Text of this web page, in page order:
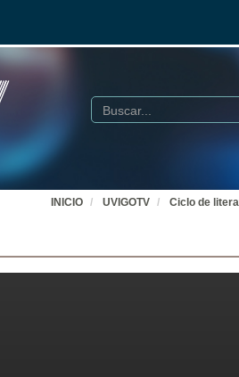
Buscar
INICIO UVIGOTV Ciclo de